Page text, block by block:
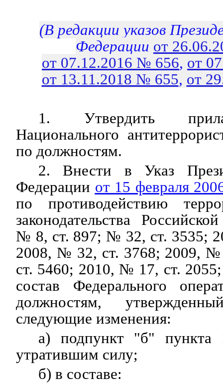
(В редакции указов
Федерации от
от 07.12.2016 № 656, от
от 13.11.2018 № 655, от
1. Утвердить
Национального
по должностям.
2. Внести в Указ
Федерации от 15 февраля
по противодействию
законодательства
№ 8, ст. 897; № 32, ст. 3535;
2008, № 32, ст. 3768; 2009,
ст. 5460; 2010, № 17, ст.
состав Федерального
должностям,
следующие изменения:
а) подпункт "б" пункта
утратившим силу;
б) в составе: